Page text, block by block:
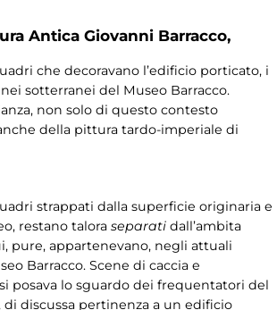
Antica Giovanni Barracco,
che decoravano l’edificio porticato, i
sotterranei del Museo Barracco.
non solo di questo contesto
della pittura tardo-imperiale di
strappati dalla superficie originaria e
restano talora separati dall’ambita
pure, appartenevano, negli attuali
Barracco. Scene di caccia e
posava lo sguardo dei frequentatori del
discussa pertinenza a un edificio